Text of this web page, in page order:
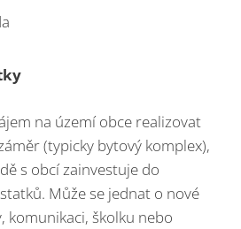
na území obce realizovat
(typicky bytový komplex),
s obcí zainvestuje do
Může se jednat o nové
komunikaci, školku nebo